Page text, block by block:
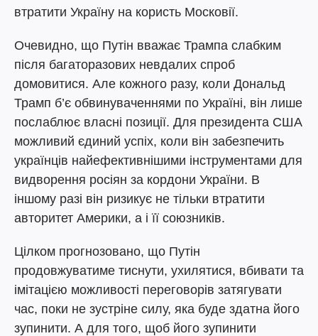
втратити Україну на користь Московії.
Очевидно, що Путін вважає Трампа слабким
після багаторазових невдалих спроб
домовитися. Але кожного разу, коли Дональд
Трамп б’є обвинуваченнями по Україні, він лише
послаблює власні позиції. Для президента США
можливий єдиний успіх, коли він забезпечить
українців найефективнішими інструментами для
видворення росіян за кордони України. В
іншому разі він ризикує не тільки втратити
авторитет Америки, а і її союзників.
Цілком прогнозовано, що Путін
продовжуватиме тиснути, ухилятися, вбивати та
імітацією можливості переговорів затягувати
час, поки не зустріне силу, яка буде здатна його
зупинити. А для того, щоб його зупинити